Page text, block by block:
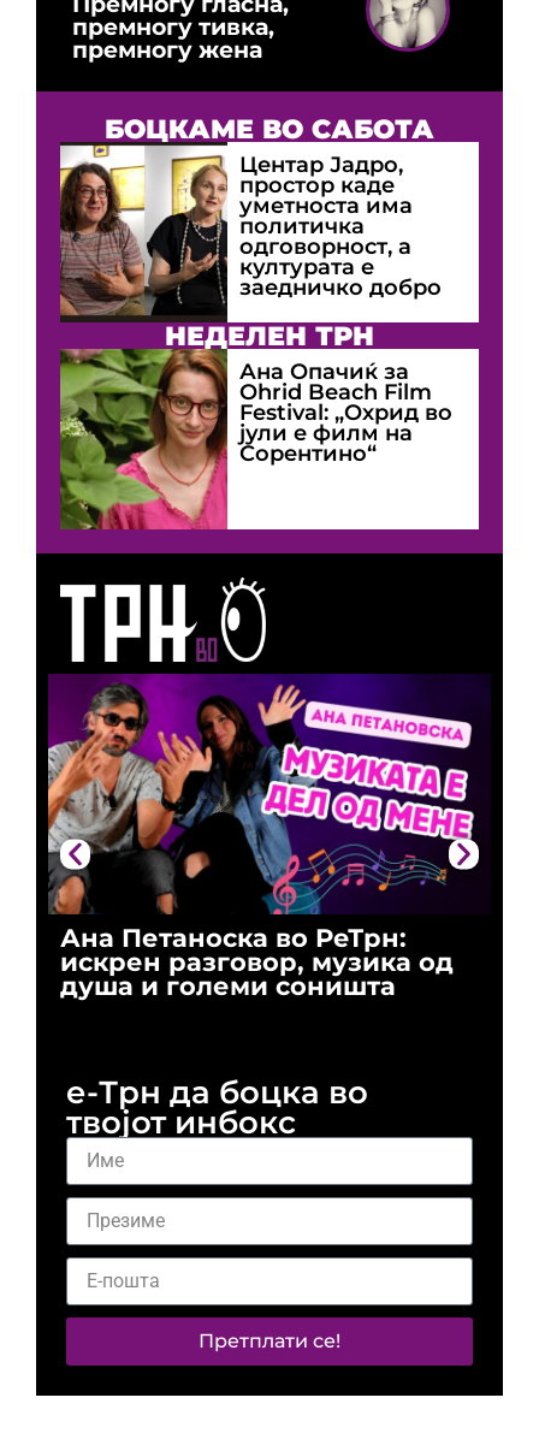
Ана Петаноска во РеТрн:
искрен разговор, музика од
душа и големи соништа
премногу тивка,
премногу жена
БОЦКАМЕ ВО САБОТА
Центар Јадро,
простор каде
уметноста има
политичка
одговорност, а
културата е
заедничко добро
НЕДЕЛЕН ТРН
Ана Опачиќ за
Оhrid Beach Film
Festival: „Охрид во
јули е филм на
Сорентино“
е-Трн да боцка во
твојот инбокс
Претплати се!